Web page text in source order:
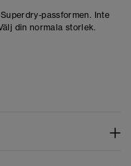
passformen. Inte
din normala storlek.